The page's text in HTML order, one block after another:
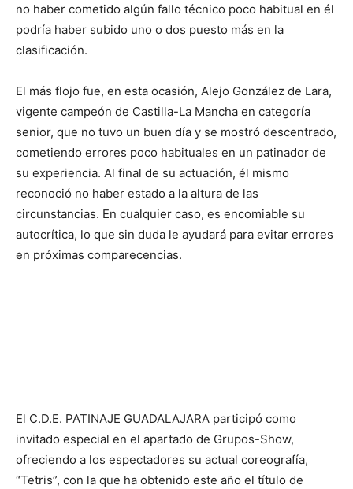
no haber cometido algún fallo técnico poco habitual en él
podría haber subido uno o dos puesto más en la
clasificación.
El más flojo fue, en esta ocasión, Alejo González de Lara,
vigente campeón de Castilla-La Mancha en categoría
senior, que no tuvo un buen día y se mostró descentrado,
cometiendo errores poco habituales en un patinador de
su experiencia. Al final de su actuación, él mismo
reconoció no haber estado a la altura de las
circunstancias. En cualquier caso, es encomiable su
autocrítica, lo que sin duda le ayudará para evitar errores
en próximas comparecencias.
El C.D.E. PATINAJE GUADALAJARA participó como
invitado especial en el apartado de Grupos-Show,
ofreciendo a los espectadores su actual coreografía,
“Tetris”, con la que ha obtenido este año el título de